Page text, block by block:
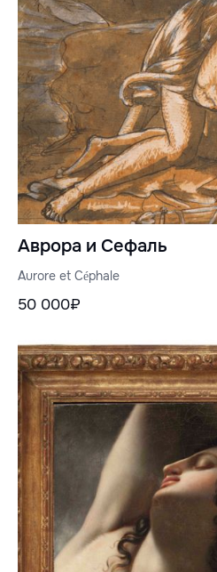
Аврора и Сефаль
Aurore et Céphale
50 000₽